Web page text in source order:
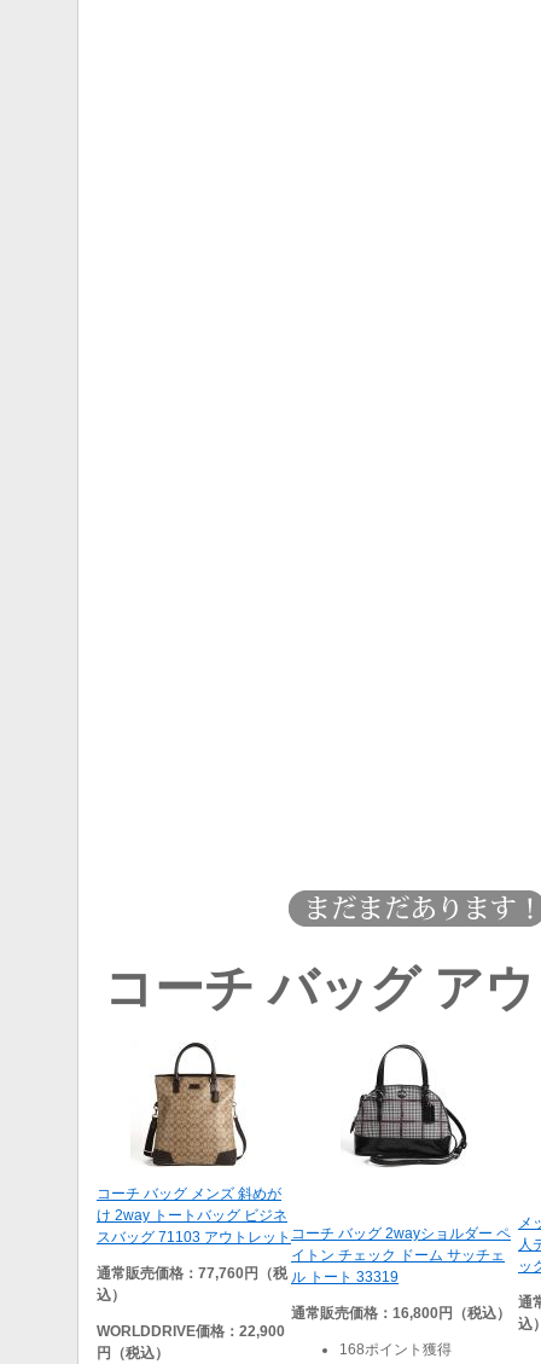
コーチ バッグ ア
コーチ バッグ メンズ 斜めが
け 2way トートバッグ ビジネ
スバッグ 71103 アウトレット
通常販売価格：77,760円（税
込）
WORLDDRIVE価格：22,900
円（税込）
コーチ バッグ 2wayショルダー ペ
イトン チェック ドーム サッチェ
ル トート 33319
通常販売価格：16,800円（税込）
168ポイント獲得
メ
人
ッ
通
込